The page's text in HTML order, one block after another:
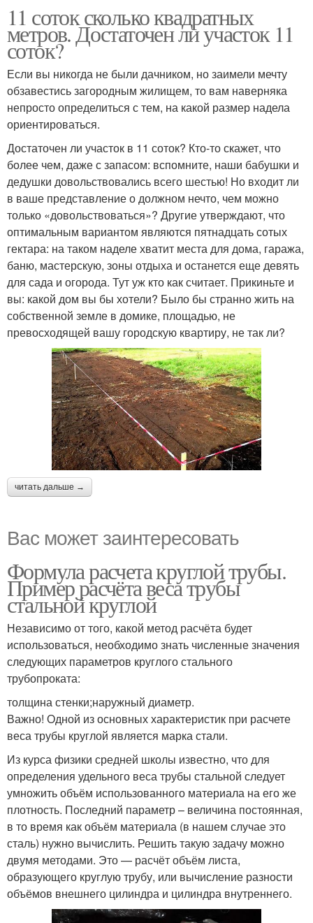
11 соток сколько квадратных
метров. Достаточен ли участок 11
соток?
Если вы никогда не были дачником, но заимели мечту
обзавестись загородным жилищем, то вам наверняка
непросто определиться с тем, на какой размер надела
ориентироваться.
Достаточен ли участок в 11 соток? Кто-то скажет, что
более чем, даже с запасом: вспомните, наши бабушки и
дедушки довольствовались всего шестью! Но входит ли
в ваше представление о должном нечто, чем можно
только «довольствоваться»? Другие утверждают, что
оптимальным вариантом являются пятнадцать сотых
гектара: на таком наделе хватит места для дома, гаража,
баню, мастерскую, зоны отдыха и останется еще девять
для сада и огорода. Тут уж кто как считает. Прикиньте и
вы: какой дом вы бы хотели? Было бы странно жить на
собственной земле в домике, площадью, не
превосходящей вашу городскую квартиру, не так ли?
читать дальше →
Вас может заинтересовать
Формула расчета круглой трубы.
Пример расчёта веса трубы
стальной круглой
Независимо от того, какой метод расчёта будет
использоваться, необходимо знать численные значения
следующих параметров круглого стального
трубопроката:
толщина стенки;наружный диаметр.
Важно! Одной из основных характеристик при расчете
веса трубы круглой является марка стали.
Из курса физики средней школы известно, что для
определения удельного веса трубы стальной следует
умножить объём использованного материала на его же
плотность. Последний параметр – величина постоянная,
в то время как объём материала (в нашем случае это
сталь) нужно вычислить. Решить такую задачу можно
двумя методами. Это — расчёт объём листа,
образующего круглую трубу, или вычисление разности
объёмов внешнего цилиндра и цилиндра внутреннего.